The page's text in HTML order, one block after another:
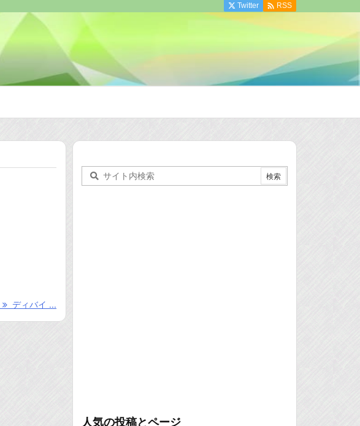
Twitter  RSS
ディバイ ...
人気の投稿とページ